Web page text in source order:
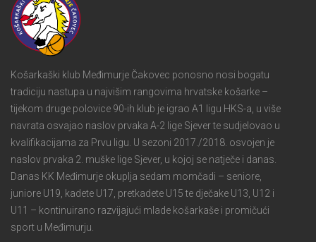
Košarkaški klub Međimurje Čakovec ponosno nosi bogatu
tradiciju nastupa u najvišim rangovima hrvatske košarke –
tijekom druge polovice 90-ih klub je igrao A1 ligu HKS-a, u više
navrata osvajao naslov prvaka A-2 lige Sjever te sudjelovao u
kvalifikacijama za Prvu ligu. U sezoni 2017./2018. osvojen je
naslov prvaka 2. muške lige Sjever, u kojoj se natječe i danas.
Danas KK Međimurje okuplja sedam momčadi – seniore,
juniore U19, kadete U17, pretkadete U15 te dječake U13, U12 i
U11 – kontinuirano razvijajući mlade košarkaše i promičući
sport u Međimurju.